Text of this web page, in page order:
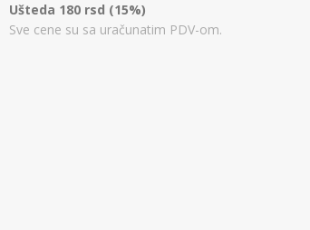
Ušteda 180 rsd (15%)
Sve cene su sa uračunatim PDV-om.